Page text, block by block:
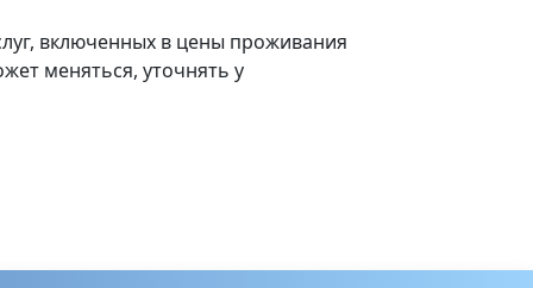
включенных в цены проживания
меняться, уточнять у